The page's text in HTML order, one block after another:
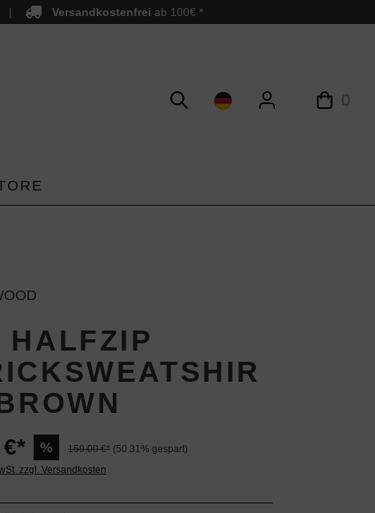
Versandkostenfrei ab 100€ *
0
HALFZIP
% 159,00 €* (50.31% gespart)
zzgl. Versandkosten